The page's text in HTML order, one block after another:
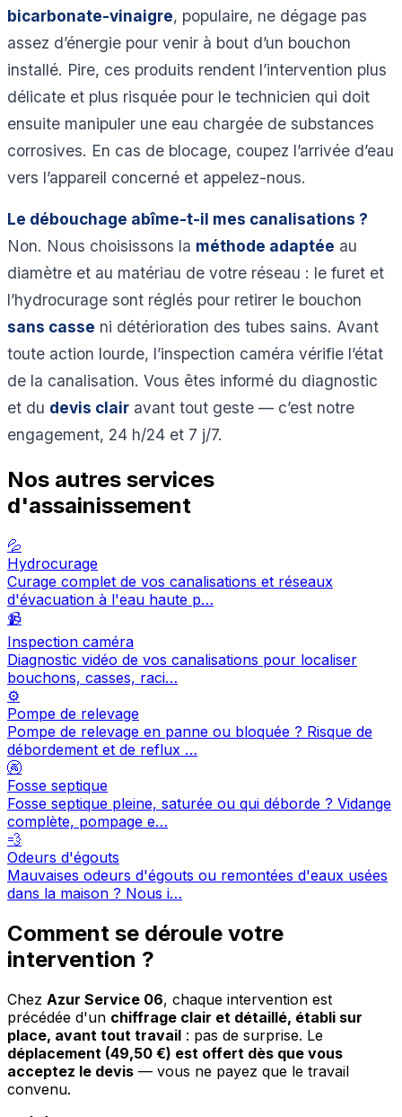
bicarbonate-vinaigre, populaire, ne dégage pas
assez d’énergie pour venir à bout d’un bouchon
installé. Pire, ces produits rendent l’intervention plus
délicate et plus risquée pour le technicien qui doit
ensuite manipuler une eau chargée de substances
corrosives. En cas de blocage, coupez l’arrivée d’eau
vers l’appareil concerné et appelez-nous.
Le débouchage abîme-t-il mes canalisations ?
Non. Nous choisissons la méthode adaptée au
diamètre et au matériau de votre réseau : le furet et
l’hydrocurage sont réglés pour retirer le bouchon
sans casse ni détérioration des tubes sains. Avant
toute action lourde, l’inspection caméra vérifie l’état
de la canalisation. Vous êtes informé du diagnostic
et du devis clair avant tout geste — c’est notre
engagement, 24 h/24 et 7 j/7.
Nos autres services
d'assainissement
💦
Hydrocurage
Curage complet de vos canalisations et réseaux
d'évacuation à l'eau haute p…
📹
Inspection caméra
Diagnostic vidéo de vos canalisations pour localiser
bouchons, casses, raci…
⚙️
Pompe de relevage
Pompe de relevage en panne ou bloquée ? Risque de
débordement et de reflux …
🚱
Fosse septique
Fosse septique pleine, saturée ou qui déborde ? Vidange
complète, pompage e…
💨
Odeurs d'égouts
Mauvaises odeurs d'égouts ou remontées d'eaux usées
dans la maison ? Nous i…
Comment se déroule votre
intervention ?
Chez Azur Service 06, chaque intervention est
précédée d'un chiffrage clair et détaillé, établi sur
place, avant tout travail : pas de surprise. Le
déplacement (49,50 €) est offert dès que vous
acceptez le devis — vous ne payez que le travail
convenu.